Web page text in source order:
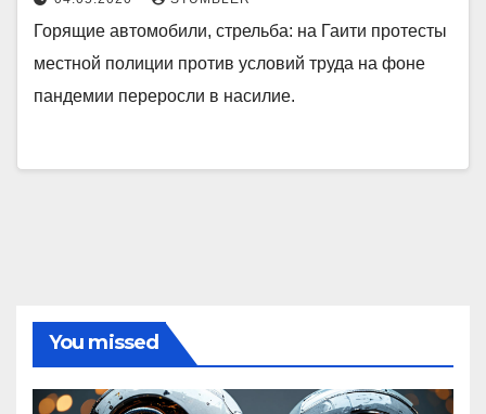
Горящие автомобили, стрельба: на Гаити протесты
местной полиции против условий труда на фоне
пандемии переросли в насилие.
You missed